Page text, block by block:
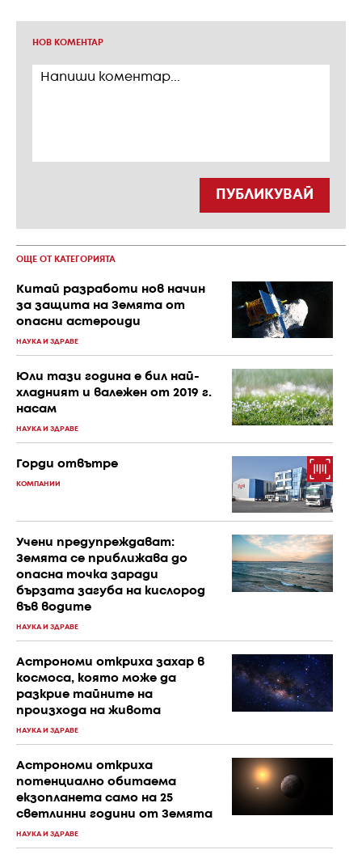
НОВ КОМЕНТАР
ПУБЛИКУВАЙ
ОЩЕ ОТ КАТЕГОРИЯТА
Китай разработи нов начин
за защита на Земята от
опасни астероиди
НАУКА И ЗДРАВЕ
Юли тази година е бил най-
хладният и валежен от 2019 г.
насам
НАУКА И ЗДРАВЕ
Горди отвътре
КОМПАНИИ
Учени предупреждават:
Земята се приближава до
опасна точка заради
бързата загуба на кислород
във водите
НАУКА И ЗДРАВЕ
Астрономи откриха захар в
космоса, която може да
разкрие тайните на
произхода на живота
НАУКА И ЗДРАВЕ
Астрономи откриха
потенциално обитаема
екзопланета само на 25
светлинни години от Земята
НАУКА И ЗДРАВЕ